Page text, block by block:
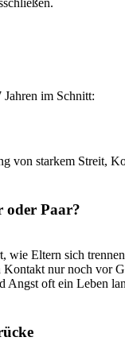
im Schnitt:
von starkem Streit,
oder Paar?
wie Eltern sich
nur noch
Angst oft ein Leben